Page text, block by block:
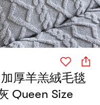
厚羊羔絨毛毯
Queen Size